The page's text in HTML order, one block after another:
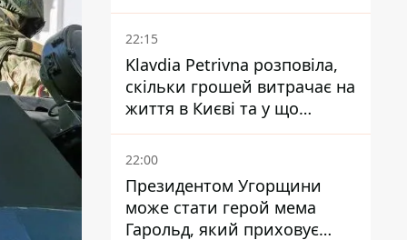
Центробанку, змусивши
знизити базову ставку
22:15
Klavdia Petrivna розповіла,
скільки грошей витрачає на
життя в Києві та у що
вкладає мільйони
22:00
Президентом Угорщини
може стати герой мема
Гарольд, який приховує